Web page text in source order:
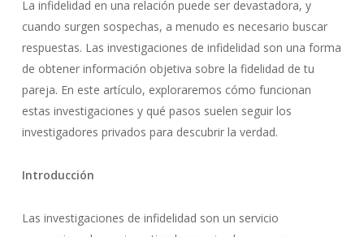
La infidelidad en una relación puede ser devastadora, y
cuando surgen sospechas, a menudo es necesario buscar
respuestas. Las investigaciones de infidelidad son una forma
de obtener información objetiva sobre la fidelidad de tu
pareja. En este artículo, exploraremos cómo funcionan
estas investigaciones y qué pasos suelen seguir los
investigadores privados para descubrir la verdad.
Introducción
Las investigaciones de infidelidad son un servicio